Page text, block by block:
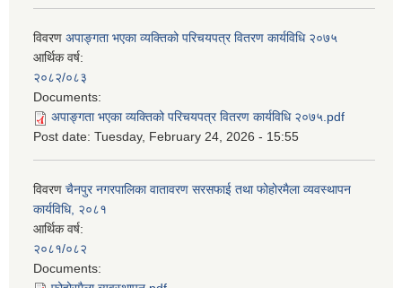
विवरण अपाङ्गता भएका व्यक्तिको परिचयपत्र वितरण कार्यविधि २०७५
आर्थिक वर्ष:
२०८२/०८३
Documents:
अपाङ्गता भएका व्यक्तिको परिचयपत्र वितरण कार्यविधि २०७५.pdf
Post date: Tuesday, February 24, 2026 - 15:55
विवरण चैनपुर नगरपालिका वातावरण सरसफाई तथा फोहोरमैला व्यवस्थापन
कार्यविधि, २०८१
आर्थिक वर्ष:
२०८१/०८२
Documents: